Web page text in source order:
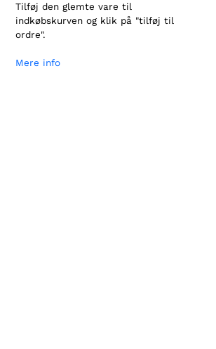
Tilføj den glemte vare til
indkøbskurven og klik på "tilføj til
ordre".
Mere info